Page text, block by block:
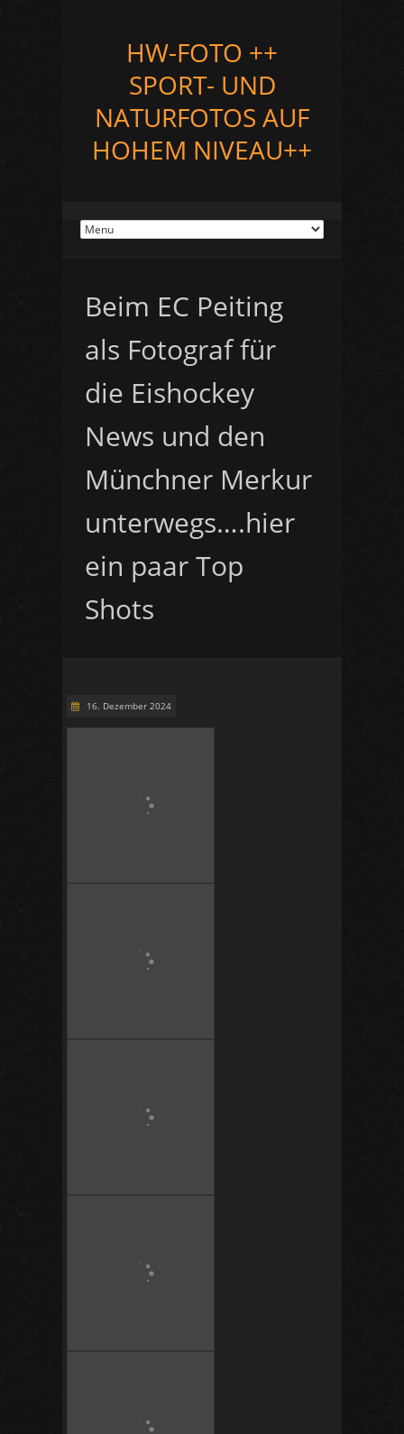
HW-FOTO ++
SPORT- UND
NATURFOTOS AUF
HOHEM NIVEAU++
Beim EC Peiting
als Fotograf für
die Eishockey
News und den
Münchner Merkur
unterwegs….hier
ein paar Top
Shots
16. Dezember 2024